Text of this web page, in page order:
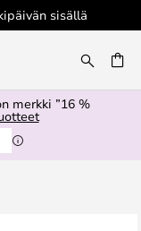
sisällä
merkki ”16 %